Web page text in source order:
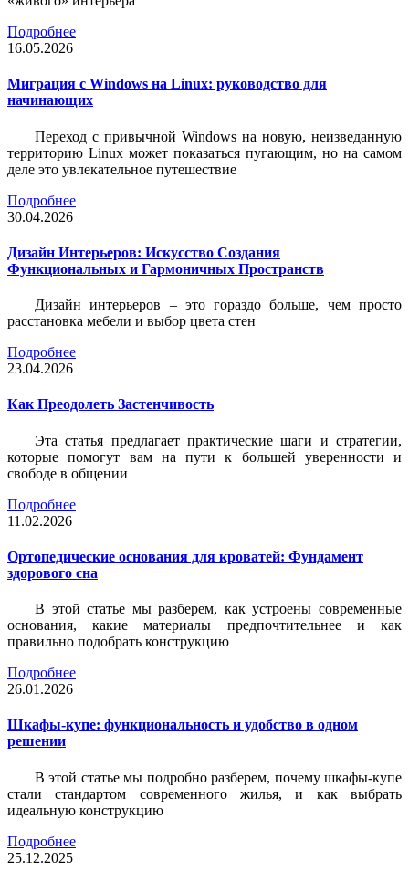
Подробнее
16.05.2026
Миграция с Windows на Linux: руководство для
начинающих
Переход с привычной Windows на новую, неизведанную
территорию Linux может показаться пугающим, но на самом
деле это увлекательное путешествие
Подробнее
30.04.2026
Дизайн Интерьеров: Искусство Создания
Функциональных и Гармоничных Пространств
Дизайн интерьеров – это гораздо больше, чем просто
расстановка мебели и выбор цвета стен
Подробнее
23.04.2026
Как Преодолеть Застенчивость
Эта статья предлагает практические шаги и стратегии,
которые помогут вам на пути к большей уверенности и
свободе в общении
Подробнее
11.02.2026
Ортопедические основания для кроватей: Фундамент
здорового сна
В этой статье мы разберем, как устроены современные
основания, какие материалы предпочтительнее и как
правильно подобрать конструкцию
Подробнее
26.01.2026
Шкафы-купе: функциональность и удобство в одном
решении
В этой статье мы подробно разберем, почему шкафы-купе
стали стандартом современного жилья, и как выбрать
идеальную конструкцию
Подробнее
25.12.2025